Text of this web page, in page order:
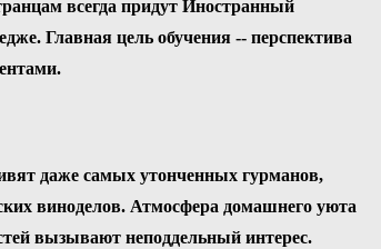
всегда придут Иностранный
Главная цель обучения -- перспектива
даже самых утонченных гурманов,
виноделов. Атмосфера домашнего уюта
вызывают неподдельный интерес.